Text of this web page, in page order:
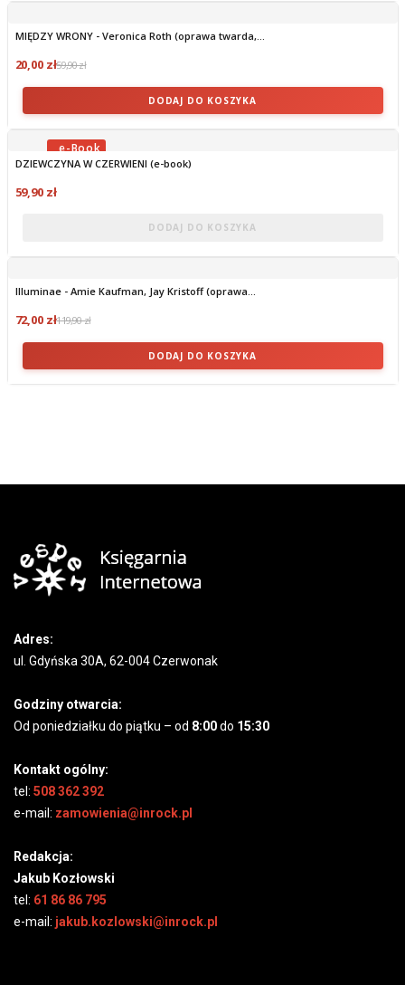
MIĘDZY WRONY - Veronica Roth (oprawa twarda,...
20,00 zł59,90 zł
DODAJ DO KOSZYKA
OBECNIE BRAK NA STANIE
DZIEWCZYNA W CZERWIENI (e-book)
59,90 zł
DODAJ DO KOSZYKA
Illuminae - Amie Kaufman, Jay Kristoff (oprawa...
72,00 zł119,90 zł
DODAJ DO KOSZYKA
Adres:
ul. Gdyńska 30A, 62-004 Czerwonak
Godziny otwarcia:
Od poniedziałku do piątku – od 8:00do 15:30
Kontakt ogólny:
tel: 508 362 392
e-mail: zamowienia@inrock.pl
Redakcja:
Jakub Kozłowski
tel: 61 86 86 795
e-mail: jakub.kozlowski@inrock.pl